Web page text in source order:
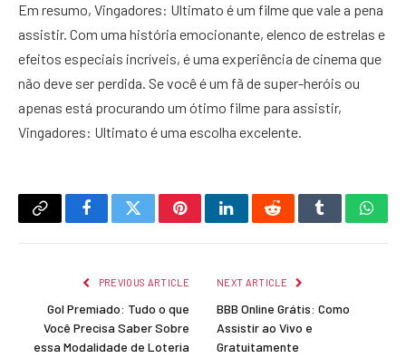
Em resumo, Vingadores: Ultimato é um filme que vale a pena
assistir. Com uma história emocionante, elenco de estrelas e
efeitos especiais incríveis, é uma experiência de cinema que
não deve ser perdida. Se você é um fã de super-heróis ou
apenas está procurando um ótimo filme para assistir,
Vingadores: Ultimato é uma escolha excelente.
Copy
FacebookTwitterPinterestLinkedInRedditTumblr
PREVIOUS ARTICLE
Gol Premiado: Tudo o que
Você Precisa Saber Sobre
essa Modalidade de Loteria
NEXT ARTICLE
BBB Online Grátis: Como
Assistir ao Vivo e
Gratuitamente